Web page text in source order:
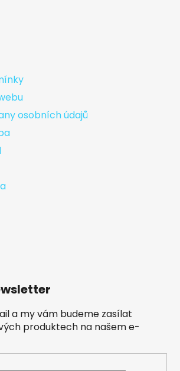
osobních údajů
a my vám budeme zasílat
produktech na našem e-